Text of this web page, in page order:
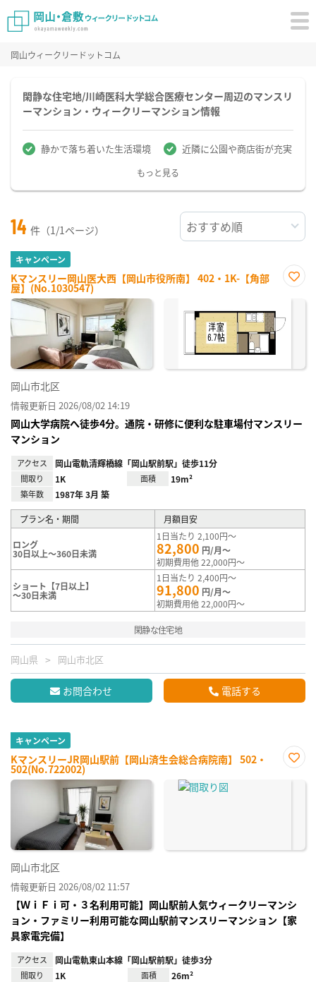
岡山ウィークリードットコム
閑静な住宅地/川崎医科大学総合医療センター周辺のマンスリ
ーマンション・ウィークリーマンション情報
静かで落ち着いた生活環境 近隣に公園や商店街が充実
もっと見る
14 件（1/1ページ）
キャンペーン
Kマンスリー岡山医大西【岡山市役所南】 402・1K-【角部
屋】(No.1030547)
に入
録
岡山市北区
情報更新日 2026/08/02 14:19
岡山大学病院へ徒歩4分。通院・研修に便利な駐車場付マンスリー
マンション
アクセス 岡山電軌清輝橋線「岡山駅前駅」徒歩11分
間取り 1K 面積 19m²
築年数 1987年 3月 築
プラン名・期間 月額目安
ロング
30日以上～360日未満
1日当たり 2,100円～
82,800 円/月～
初期費用他 22,000円～
ショート【7日以上】
～30日未満
1日当たり 2,400円～
91,800 円/月～
初期費用他 22,000円～
閑静な住宅地
岡山県 岡山市北区
お問合わせ 電話する
キャンペーン
KマンスリーJR岡山駅前【岡山済生会総合病院南】 502・
502(No.722002)
に入
岡山市北区
情報更新日 2026/08/02 11:57
【ＷｉＦｉ可・３名利用可能】岡山駅前人気ウィークリーマンシ
ョン・ファミリー利用可能な岡山駅前マンスリーマンション【家
具家電完備】
アクセス 岡山電軌東山本線「岡山駅前駅」徒歩3分
間取り 1K 面積 26m²